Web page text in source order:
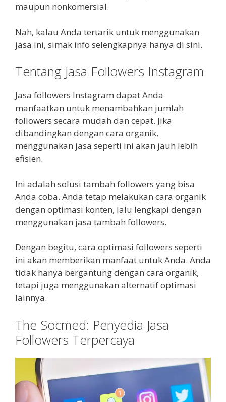
maupun nonkomersial.
Nah, kalau Anda tertarik untuk menggunakan
jasa ini, simak info selengkapnya hanya di sini.
Tentang Jasa Followers Instagram
Jasa followers Instagram dapat Anda
manfaatkan untuk menambahkan jumlah
followers secara mudah dan cepat. Jika
dibandingkan dengan cara organik,
menggunakan jasa seperti ini akan jauh lebih
efisien.
Ini adalah solusi tambah followers yang bisa
Anda coba. Anda tetap melakukan cara organik
dengan optimasi konten, lalu lengkapi dengan
menggunakan jasa tambah followers.
Dengan begitu, cara optimasi followers seperti
ini akan memberikan manfaat untuk Anda. Anda
tidak hanya bergantung dengan cara organik,
tetapi juga menggunakan alternatif optimasi
lainnya.
The Socmed: Penyedia Jasa
Followers Terpercaya